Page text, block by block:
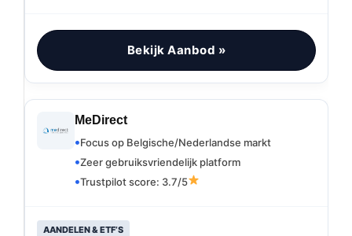
Bekijk Aanbod »
MeDirect
Focus op Belgische/Nederlandse markt
Zeer gebruiksvriendelijk platform
Trustpilot score: 3.7/5
AANDELEN & ETF’S